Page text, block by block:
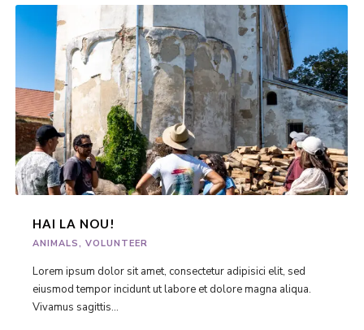
HAI LA NOU!
ANIMALS, VOLUNTEER
Lorem ipsum dolor sit amet, consectetur adipisici elit, sed
eiusmod tempor incidunt ut labore et dolore magna aliqua.
Vivamus sagittis...